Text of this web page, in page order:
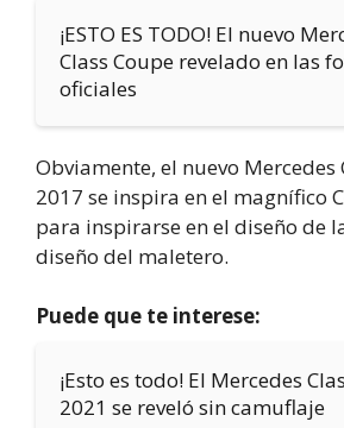
¡ESTO ES TODO! El nuevo
Class Coupe revelado en las
oficiales
Obviamente, el nuevo Mercedes
2017 se inspira en el magnífico
para inspirarse en el diseño de
diseño del maletero.
Puede que te interese:
¡Esto es todo! El Mercedes
2021 se reveló sin camuflaje